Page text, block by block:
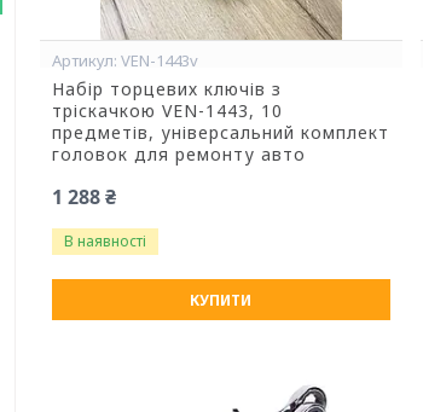
VEN-1443v
Набір торцевих ключів з
тріскачкою VEN-1443, 10
предметів, універсальний комплект
головок для ремонту авто
1 288 ₴
В наявності
КУПИТИ